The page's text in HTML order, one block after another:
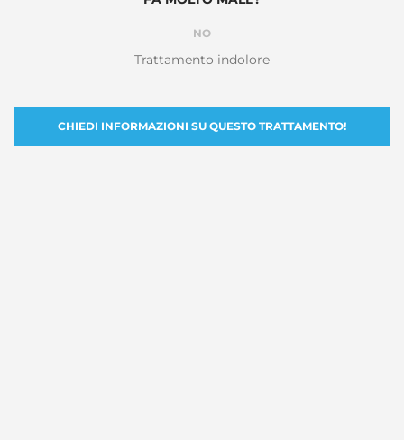
NO
Trattamento indolore
CHIEDI INFORMAZIONI SU QUESTO TRATTAMENTO!